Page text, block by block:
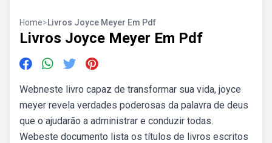
Home>Livros Joyce Meyer Em Pdf
Livros Joyce Meyer Em Pdf
Webneste livro capaz de transformar sua vida, joyce
meyer revela verdades poderosas da palavra de deus
que o ajudarão a administrar e conduzir todas.
Webeste documento lista os títulos de livros escritos